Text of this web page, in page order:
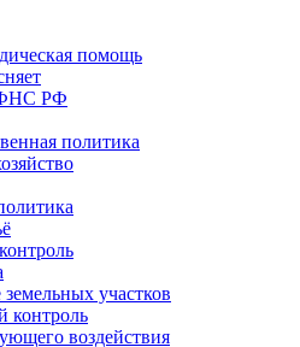
помощь
РФ
политика
участков
контроль
воздействия